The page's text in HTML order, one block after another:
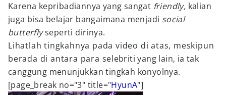
Karena kepribadiannya yang sangat friendly, kalian
juga bisa belajar bangaimana menjadi social
butterflyseperti dirinya.
Lihatlah tingkahnya pada video di atas, meskipun
berada di antara para selebriti yang lain, ia tak
canggung menunjukkan tingkah konyolnya.
[page_break no="3" title="HyunA"]